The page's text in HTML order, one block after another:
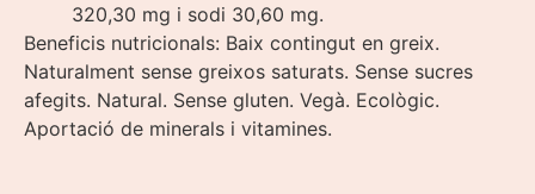
320,30 mg i sodi 30,60 mg.
Beneficis nutricionals: Baix contingut en greix.
Naturalment sense greixos saturats. Sense sucres
afegits. Natural. Sense gluten. Vegà. Ecològic.
Aportació de minerals i vitamines.